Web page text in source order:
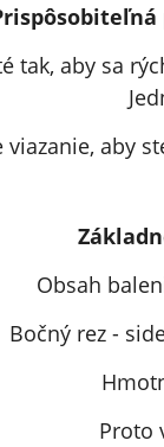
tak, aby sa
aby
Obsah
Bočný rez -
Proto